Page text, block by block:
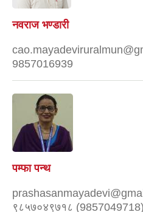
नवराज भण्डारी
9857016939
पम्फा पन्थ
९८५७०४९७१८ (9857049718)